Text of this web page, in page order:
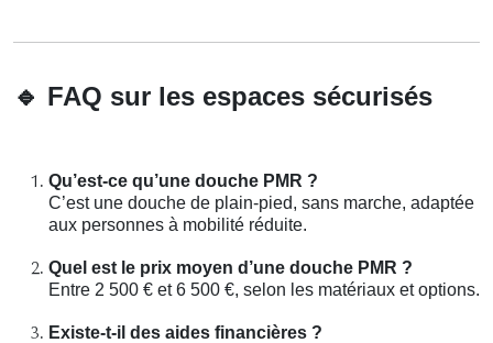
🔹 FAQ sur les espaces sécurisés
Qu’est-ce qu’une douche PMR ?
C’est une douche de plain-pied, sans marche, adaptée
aux personnes à mobilité réduite.
Quel est le prix moyen d’une douche PMR ?
Entre 2 500 € et 6 500 €, selon les matériaux et options.
Existe-t-il des aides financières ?